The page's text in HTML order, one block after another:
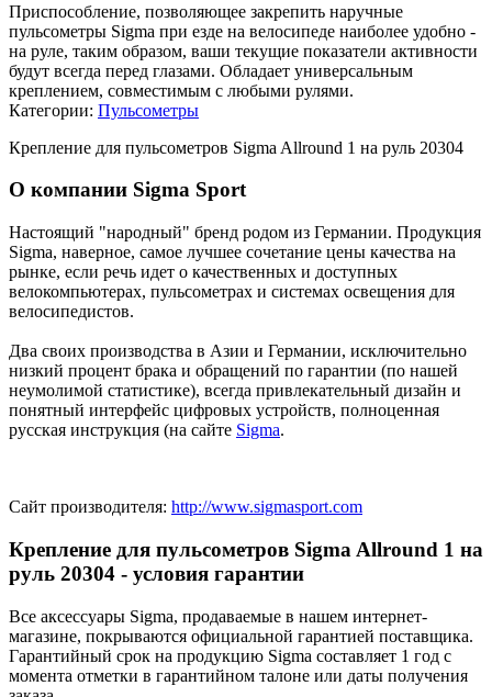
Приспособление, позволяющее закрепить наручные
пульсометры Sigma при езде на велосипеде наиболее удобно -
на руле, таким образом, ваши текущие показатели активности
будут всегда перед глазами. Обладает универсальным
креплением, совместимым с любыми рулями.
Категории: Пульсометры
Крепление для пульсометров Sigma Allround 1 на руль 20304
О компании Sigma Sport
Настоящий "народный" бренд родом из Германии. Продукция
Sigma, наверное, самое лучшее сочетание цены качества на
рынке, если речь идет о качественных и доступных
велокомпьютерах, пульсометрах и системах освещения для
велосипедистов.
Два своих производства в Азии и Германии, исключительно
низкий процент брака и обращений по гарантии (по нашей
неумолимой статистике), всегда привлекательный дизайн и
понятный интерфейс цифровых устройств, полноценная
русская инструкция (на сайте Sigma.
Сайт производителя: http://www.sigmasport.com
Крепление для пульсометров Sigma Allround 1 на
руль 20304 - условия гарантии
Все аксессуары Sigma, продаваемые в нашем интернет-
магазине, покрываются официальной гарантией поставщика.
Гарантийный срок на продукцию Sigma составляет 1 год с
момента отметки в гарантийном талоне или даты получения